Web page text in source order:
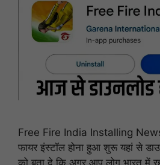
Free Fire India Installing
फायर इंस्टॉल होना हुआ शुरू यहां से
को बता दे कि अगर आप लोग भारत में